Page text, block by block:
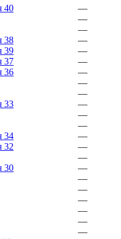
40
—
—
—
38
—
39
—
37
—
36
—
—
—
33
—
—
—
34
—
32
—
—
30
—
—
—
—
—
—
—